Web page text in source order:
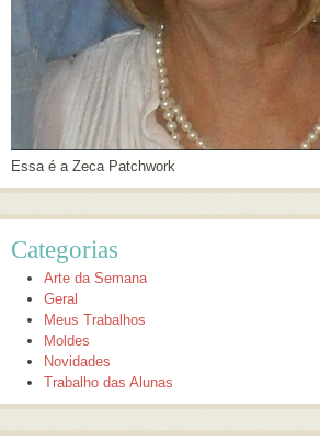
Essa é a Zeca Patchwork
Categorias
Arte da Semana
Geral
Meus Trabalhos
Moldes
Novidades
Trabalho das Alunas